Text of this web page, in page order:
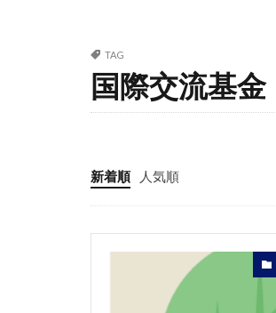
TAG
国際交流基金
新着順 人気順